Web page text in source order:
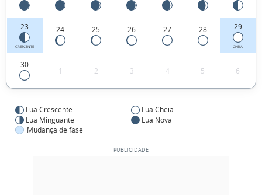
23
CRESCENTE
24 25 26 27 28 29
CHEIA
30
1 2 3 4 5 6
Lua Crescente
Lua Cheia
Lua Minguante
Lua Nova
Mudança de fase